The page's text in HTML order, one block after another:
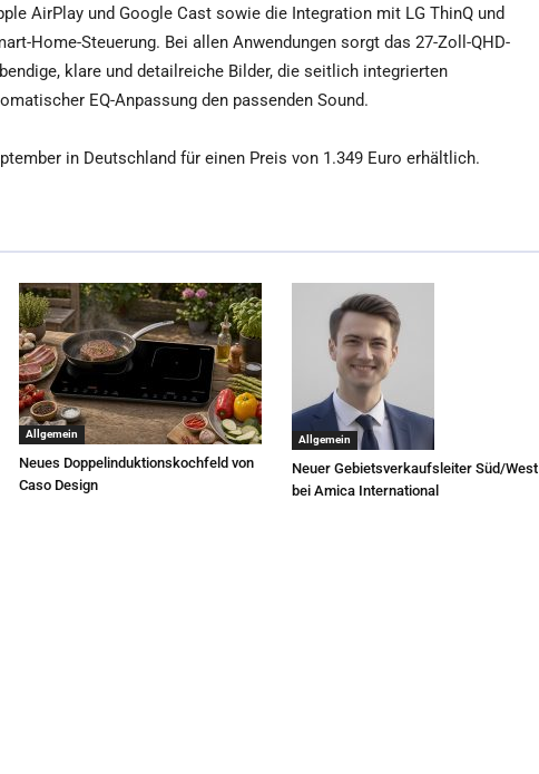
AirPlay und Google Cast sowie die Integration mit LG ThinQ und
Home-Steuerung. Bei allen Anwendungen sorgt das 27-Zoll-QHD-
klare und detailreiche Bilder, die seitlich integrierten
EQ-Anpassung den passenden Sound.
in Deutschland für einen Preis von 1.349 Euro erhältlich.
Allgemein
Neues Doppelinduktionskochfeld von
Caso Design
Allgemein
Neuer Gebietsverkaufsleiter Süd/West
bei Amica International